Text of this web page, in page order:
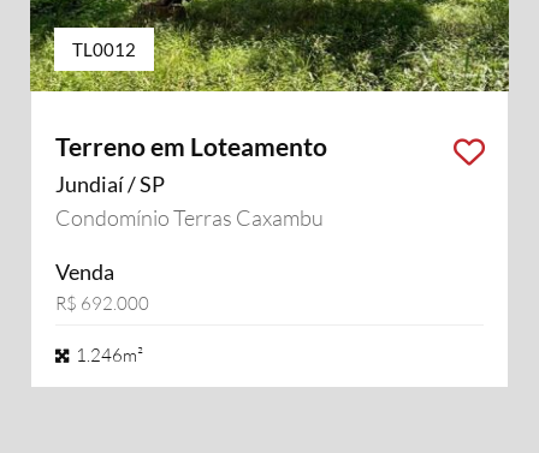
TL0012
Terreno em Loteamento
Jundiaí / SP
Condomínio Terras Caxambu
Venda
R$ 692.000
1.246m²